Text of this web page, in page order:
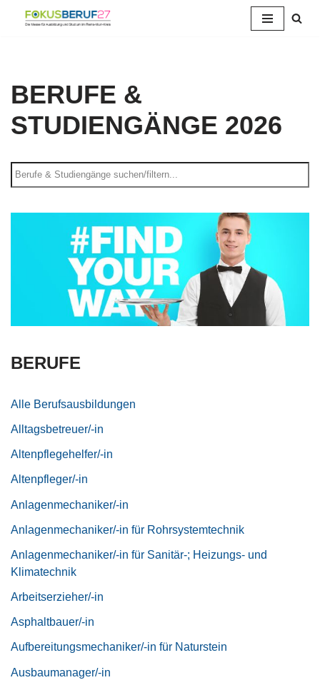
BERUFE &
STUDIENGÄNGE 2026
BERUFE
Alle Berufsausbildungen
Alltagsbetreuer/-in
Altenpflegehelfer/-in
Altenpfleger/-in
Anlagenmechaniker/-in
Anlagenmechaniker/-in für Rohrsystemtechnik
Anlagenmechaniker/-in für Sanitär-; Heizungs- und
Klimatechnik
Arbeitserzieher/-in
Asphaltbauer/-in
Aufbereitungsmechaniker/-in für Naturstein
Ausbaumanager/-in